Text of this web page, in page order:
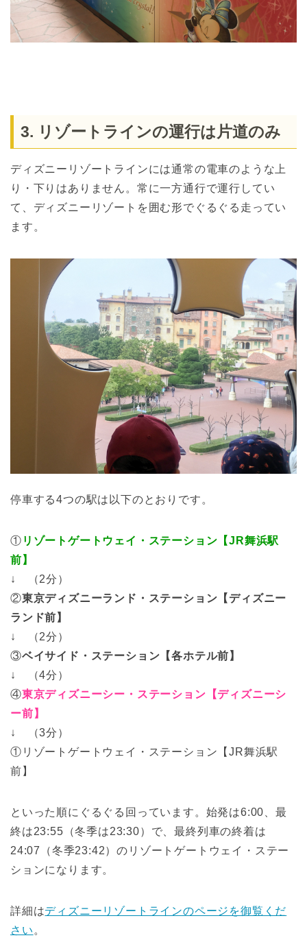
3. リゾートラインの運行は片道のみ
ディズニーリゾートラインには通常の電車のような上
り・下りはありません。常に一方通行で運行してい
て、ディズニーリゾートを囲む形でぐるぐる走ってい
ます。
停車する4つの駅は以下のとおりです。
① リゾートゲートウェイ・ステーション【JR舞浜駅
前】
↓ （2分）
②東京ディズニーランド・ステーション【ディズニー
ランド前】
↓ （2分）
③ベイサイド・ステーション【各ホテル前】
↓ （4分）
④東京ディズニーシー・ステーション【ディズニーシ
ー前】
↓ （3分）
①リゾートゲートウェイ・ステーション【JR舞浜駅
前】
といった順にぐるぐる回っています。始発は6:00、最
終は23:55（冬季は23:30）で、最終列車の終着は
24:07（冬季23:42）のリゾートゲートウェイ・ステー
ションになります。
詳細はディズニーリゾートラインのページを御覧くだ
さい 。